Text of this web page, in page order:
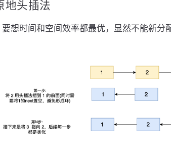
地头插法
要想时间和空间效率都最优，显然不能新分